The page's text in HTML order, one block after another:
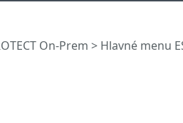
On-Prem > Hlavné menu